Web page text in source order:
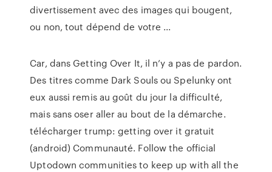
divertissement avec des images qui bougent,
ou non, tout dépend de votre ...
Car, dans Getting Over It, il n’y a pas de pardon.
Des titres comme Dark Souls ou Spelunky ont
eux aussi remis au goût du jour la difficulté,
mais sans oser aller au bout de la démarche.
télécharger trump: getting over it gratuit
(android) Communauté. Follow the official
Uptodown communities to keep up with all the